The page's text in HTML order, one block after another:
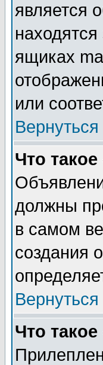
является
ящиках
или
Что
должны
в самом
создания
Что